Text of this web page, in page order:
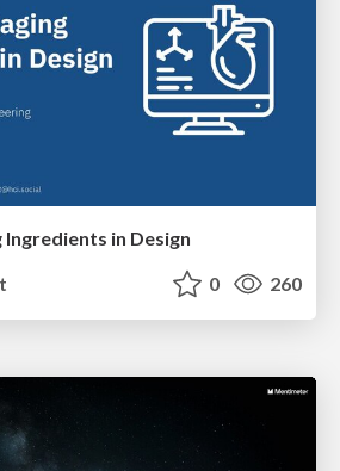
Ingredients in Design
0 260